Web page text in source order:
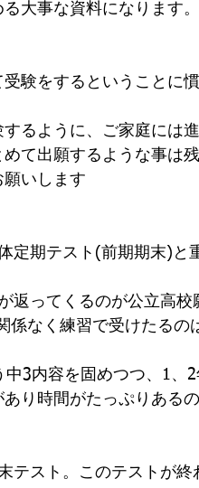
大事な資料になります。
験をするということに
るように、ご家庭には進
て出願するような事は
願いします
定期テスト(前期期末)と
返ってくるのが公立高
係なく練習で受けたるの
3内容を固めつつ、1、
り時間がたっぷりある
テスト。このテストが